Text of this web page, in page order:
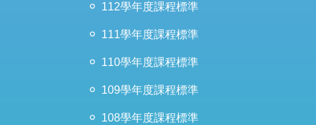
112學年度課程標準
111學年度課程標準
110學年度課程標準
109學年度課程標準
108學年度課程標準